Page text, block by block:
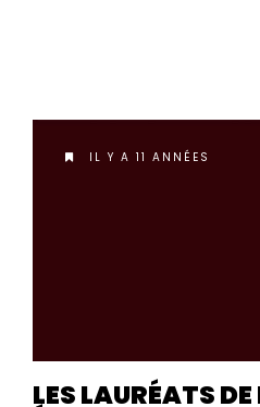
IL Y A 11 ANNÉES
LES LAURÉATS DE